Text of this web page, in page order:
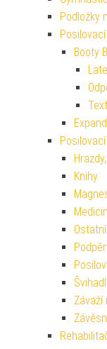
Podložky
Booty
Knihy
Závaží